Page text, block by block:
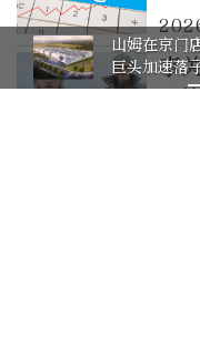
事
山姆在京门
巨头加速落